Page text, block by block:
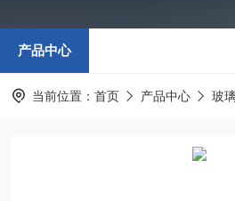
产品中心
当前位置： 首页 产品中心 玻